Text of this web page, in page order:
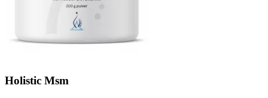
Holistic Msm